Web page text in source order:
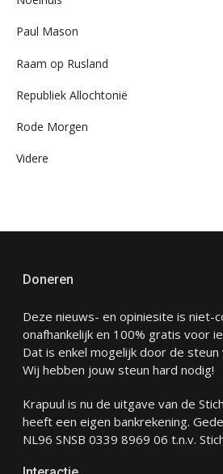
Paul Mason
Raam op Rusland
Republiek Allochtonië
Rode Morgen
Videre
Doneren
Deze nieuws- en opiniesite is niet-
onafhankelijk en 100% gratis voor
Dat is enkel mogelijk door de steun
Wij hebben jouw steun hard nodig!
Krapuul is nu de uitgave van de
heeft een eigen bankrekening.
NL96 SNSB 0339 8969 06 t.n.v.